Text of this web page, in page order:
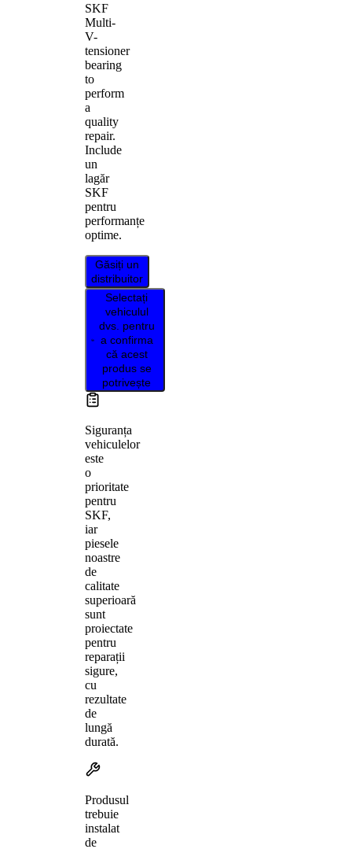
SKF
Multi-
V-
tensioner
bearing
to
perform
a
quality
repair.
Include
un
lagăr
SKF
pentru
performanțe
optime.
Găsiți un
distribuitor
Selectați
vehiculul
dvs. pentru
a confirma
că acest
produs se
potrivește
Siguranța
vehiculelor
este
o
prioritate
pentru
SKF,
iar
piesele
noastre
de
calitate
superioară
sunt
proiectate
pentru
reparații
sigure,
cu
rezultate
de
lungă
durată.
Produsul
trebuie
instalat
de